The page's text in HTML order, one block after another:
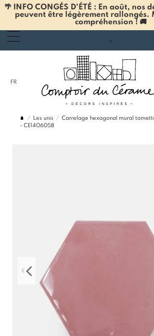
🌴 INFO CONGÉS D'ÉTÉ : En août, nos
peuvent être légèrement rallongés.
compréhension ! 🚚
FR
Les unis
Carrelage hexagonal mural
- CE1406058